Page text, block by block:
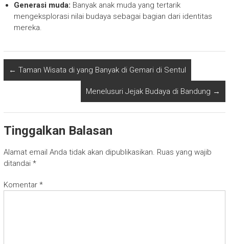
Generasi muda: Banyak anak muda yang tertarik
mengeksplorasi nilai budaya sebagai bagian dari identitas
mereka.
← Taman Wisata di yang Banyak di Gemari di Sentul
Menelusuri Jejak Budaya di Bandung →
Tinggalkan Balasan
Alamat email Anda tidak akan dipublikasikan. Ruas yang wajib
ditandai *
Komentar *